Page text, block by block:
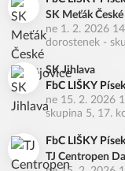
SK Meťák
ne 1. 2. 2026
dorostenek -
SK Jihlava
FbC LIŠKY Písek
ne 15. 2. 2026
skupina 5, 17.
FbC LIŠKY Písek
TJ Centropen